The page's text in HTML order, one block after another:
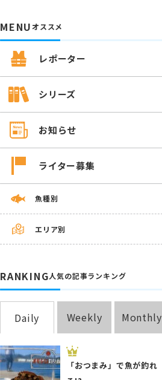
MENUオススメ
レポーター
シリーズ
お知らせ
ライター募集
魚種別
エリア別
RANKING人気の記事ランキング
Daily Weekly Monthly
「おつまみ」で魚が釣れ